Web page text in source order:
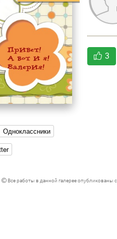
Одноклассники
3
Все работы в данной галерее опубликованы